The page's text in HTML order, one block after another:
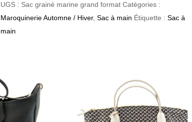
UGS : Sac grainé marine grand format Catégories :
Maroquinerie Automne / Hiver,Sac à main Étiquette :Sac à
main